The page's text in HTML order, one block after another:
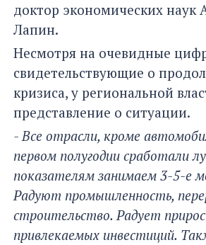
доктор экономических наук
Лапин.
Несмотря на очевидные
свидетельствующие о
кризиса, у региональной
представление о ситуации.
- Все отрасли, кроме
первом полугодии сработали
показателям занимаем 3-5-е
Радуют промышленность,
строительство. Радует
привлекаемых инвестиций.